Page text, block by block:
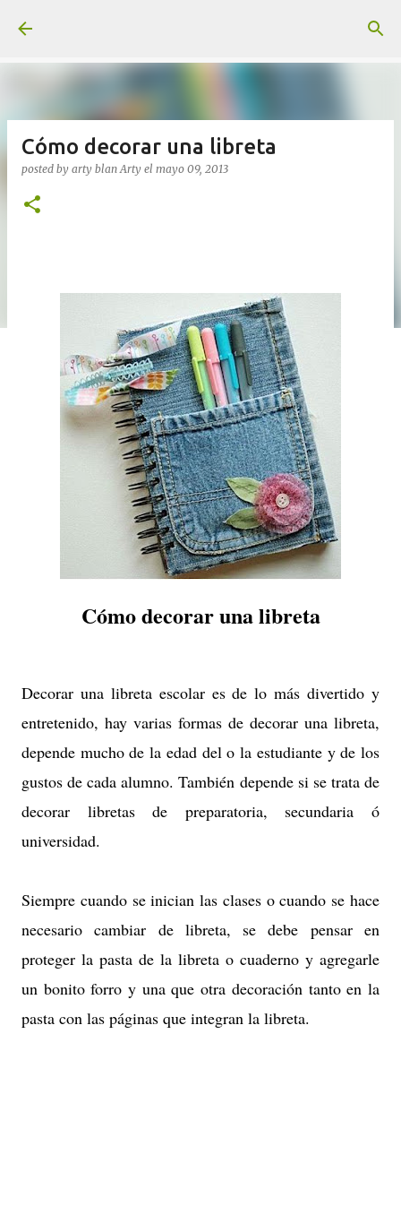
Cómo decorar una libreta
posted by arty blanArty el mayo 09, 2013
Cómo decorar una libreta
Decorar una libreta escolar es de lo más divertido y
entretenido, hay varias formas de decorar una libreta,
depende mucho de la edad del o la estudiante y de los
gustos de cada alumno. También depende si se trata de
decorar libretas de preparatoria, secundaria ó
universidad.
Siempre cuando se inician las clases o cuando se hace
necesario cambiar de libreta, se debe pensar en
proteger la pasta de la libreta o cuaderno y agregarle
un bonito forro y una que otra decoración tanto en la
pasta con las páginas que integran la libreta.